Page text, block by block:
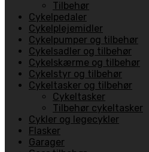
Tilbehør
Cykelpedaler
Cykelplejemidler
Cykelpumper og tilbehør
Cykelsadler og tilbehør
Cykelskærme og tilbehør
Cykelstyr og tilbehør
Cykeltasker og tilbehør
Cykeltasker
Tilbehør cykeltasker
Cykler og legecykler
Flasker
Garager